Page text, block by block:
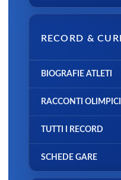
RECORD &
BIOGRAFIE ATLETI
RACCONTI OLIMPICI
TUTTI I RECORD
SCHEDE GARE